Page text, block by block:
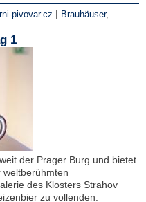
pivovar.cz | Brauhäuser,
1
der Prager Burg und bietet
weltberühmten
des Klosters Strahov
zu vollenden.